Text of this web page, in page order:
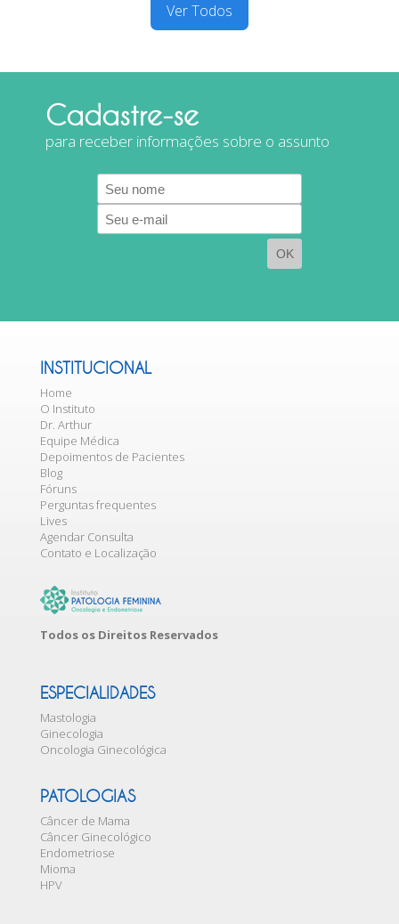
Ver Todos
Cadastre-se
para receber informações sobre o assunto
E-
mail
INSTITUCIONAL
Home
O Instituto
Dr. Arthur
Equipe Médica
Depoimentos de Pacientes
Blog
Fóruns
Perguntas frequentes
Lives
Agendar Consulta
Contato e Localização
Todos os Direitos Reservados
ESPECIALIDADES
Mastologia
Ginecologia
Oncologia Ginecológica
PATOLOGIAS
Câncer de Mama
Câncer Ginecológico
Endometriose
Mioma
HPV